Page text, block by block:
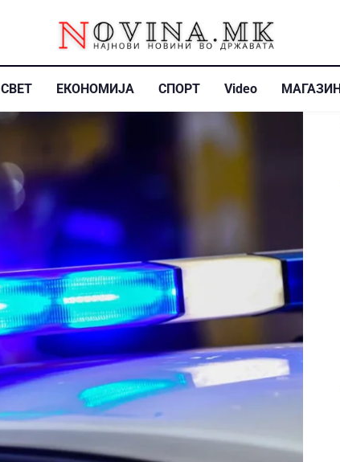
СВЕТ ЕКОНОМИЈА СПОРТ Video МАГАЗИН